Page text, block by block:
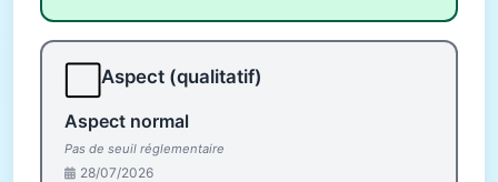
Aspect (qualitatif)
Aspect normal
Pas de seuil réglementaire
28/07/2026